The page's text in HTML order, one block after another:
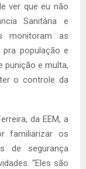
ver que eu não
Sanitária e
monitoram as
população e
punição e multa,
o controle da
da EEM, a
familiarizar os
de segurança
“Eles são